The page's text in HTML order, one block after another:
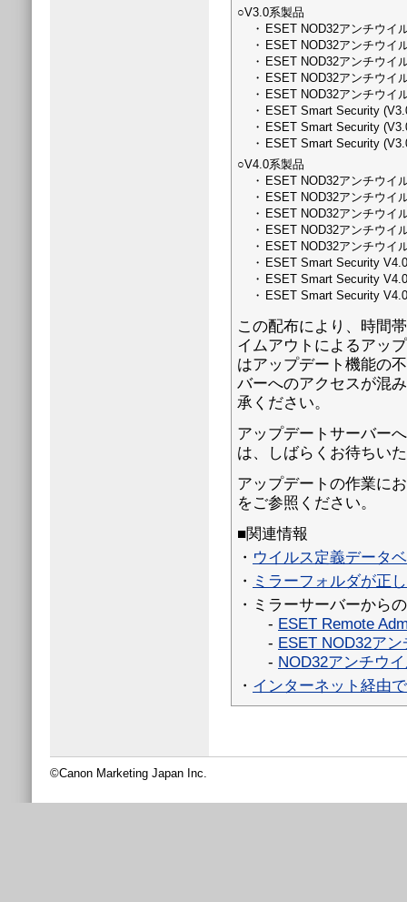
○V3.0系製品
・ ESET NOD32アンチウイ
・ ESET NOD32アンチウイ
・ ESET NOD32アンチウイ
・ ESET NOD32アンチウイ
・ ESET NOD32アンチウイ
・ ESET Smart Security
・ ESET Smart Security
・ ESET Smart Security
○V4.0系製品
・ ESET NOD32アンチウイ
・ ESET NOD32アンチウイ
・ ESET NOD32アンチウイ
・ ESET NOD32アンチウイ
・ ESET NOD32アンチウイ
・ ESET Smart Security
・ ESET Smart Security
・ ESET Smart Security
この配布により、時間
イムアウトによるアッ
はアップデート機能の
バーへのアクセスが混
承ください。
アップデートサーバー
は、しばらくお待ちい
アップデートの作業に
をご参照ください。
■関連情報
・ ウイルス定義データ
・ ミラーフォルダが正
・ミラーサーバーから
- ESET Remote
- ESET NOD32ア
- NOD32アンチウ
・ インターネット経由
©Canon Marketing Japan Inc.